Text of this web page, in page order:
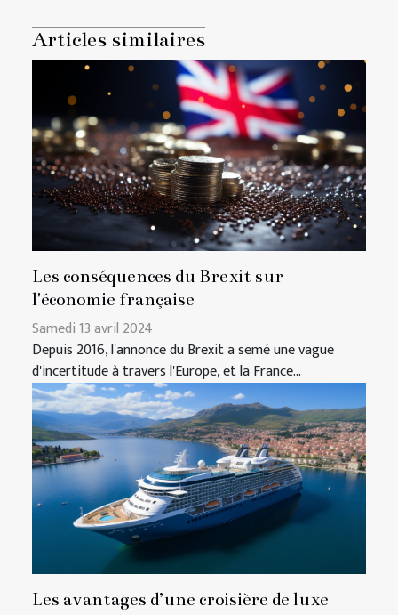
Articles similaires
Les conséquences du Brexit sur
l'économie française
Samedi 13 avril 2024
Depuis 2016, l'annonce du Brexit a semé une vague
d'incertitude à travers l'Europe, et la France...
Les avantages d’une croisière de luxe